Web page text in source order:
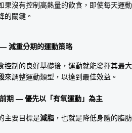
果沒有控制高熱量的飲食，即使每天運
的關鍵。
減重分期的運動策略
控制的良好基礎後，運動就能發揮其最
來調整運動類型，以達到最佳效益。
期 — 優先以「有氧運動」為主
主要目標是減脂 ，也就是降低身體的脂